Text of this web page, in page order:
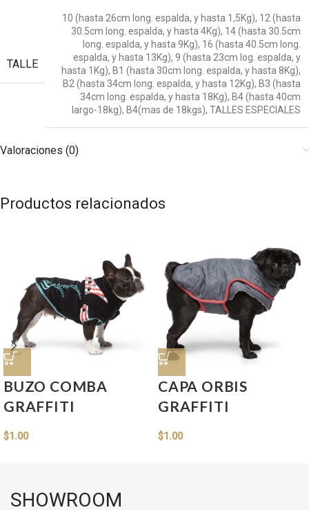
TALLE
10 (hasta 26cm long. espalda, y hasta 1,5Kg), 12 (hasta
30.5cm long. espalda, y hasta 4Kg), 14 (hasta 30.5cm
long. espalda, y hasta 9Kg), 16 (hasta 40.5cm long.
espalda, y hasta 13Kg), 9 (hasta 23cm log. espalda, y
hasta 1Kg), B1 (hasta 30cm long. espalda, y hasta 8Kg),
B2 (hasta 34cm long. espalda, y hasta 12Kg), B3 (hasta
34cm long. espalda, y hasta 18Kg), B4 (hasta 40cm
largo-18kg), B4(mas de 18kgs), TALLES ESPECIALES
Valoraciones (0)
Productos relacionados
BUZO COMBA
GRAFFITI
$1.00
CAPA ORBIS
GRAFFITI
$1.00
SHOWROOM